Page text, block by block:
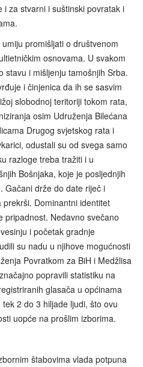
za stvarni i suštinski povratak i
promišljati o društvenom
osnovama. U svakom
stavu i mišljenju tamošnjih Srba.
i činjenica da ih se sasvim
slobodnoj teritoriji tokom rata,
osim Udruženja Bilećana
Drugog svjetskog rata i
odustali su od svega samo
razloge treba tražiti i u
Bošnjaka, koje je posljednjih
Gačani drže do date riječ i
Dominantni identitet
pripadnost. Nedavno svečano
i početak gradnje
su nadu u njihove mogućnosti
Povratkom za BiH i Medžlisa
popravili statistiku na
glasača u općinama
2 do 3 hiljade ljudi, što ovu
uopće na prošlim izborima.
štabovima vlada potpuna